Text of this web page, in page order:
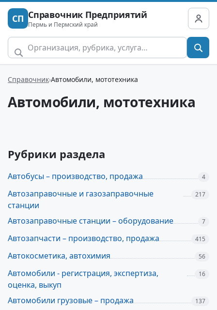
СП Справочник Предприятий
Пермь и Пермский край
Справочник Автомобили, мототехника
Автомобили, мототехника
Рубрики раздела
Автобусы – производство, продажа 4
Автозаправочные и газозаправочные
станции
217
Автозаправочные станции – оборудование 7
Автозапчасти – производство, продажа 415
Автокосметика, автохимия 56
Автомобили - регистрация, экспертиза,
оценка, выкуп
16
Автомобили грузовые – продажа 137